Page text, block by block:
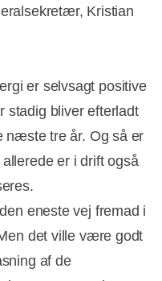
Kristian
er selvsagt positive
stadig bliver efterladt
næste tre år. Og så er
er i drift også
eneste vej fremad i
det ville være godt
af de